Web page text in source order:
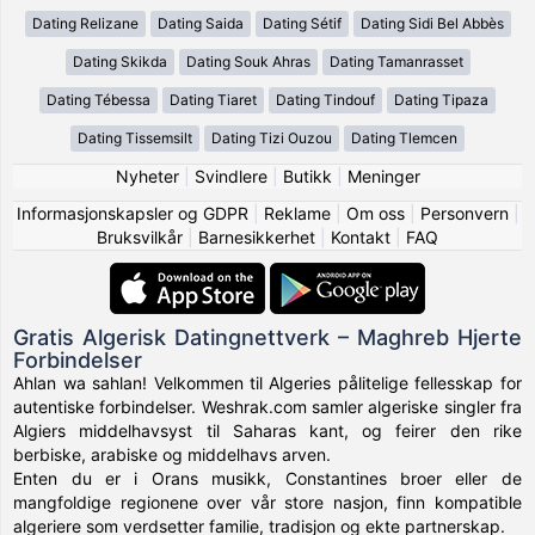
Dating Relizane Dating Saida Dating Sétif Dating Sidi Bel Abbès
Dating Skikda Dating Souk Ahras Dating Tamanrasset
Dating Tébessa Dating Tiaret Dating Tindouf Dating Tipaza
Dating Tissemsilt Dating Tizi Ouzou Dating Tlemcen
Nyheter| Svindlere| Butikk
Meninger
Informasjonskapsler og GDPR
Reklame| Om oss| Personvern|
Bruksvilkår
Barnesikkerhet Kontakt FAQ
Gratis Algerisk Datingnettverk – Maghreb Hjerte
Forbindelser
Ahlan wa sahlan! Velkommen til Algeries pålitelige fellesskap for
autentiske forbindelser. Weshrak.com samler algeriske singler fra
Algiers middelhavsyst til Saharas kant, og feirer den rike
berbiske, arabiske og middelhavs arven.
Enten du er i Orans musikk, Constantines broer eller de
mangfoldige regionene over vår store nasjon, finn kompatible
algeriere som verdsetter familie, tradisjon og ekte partnerskap.